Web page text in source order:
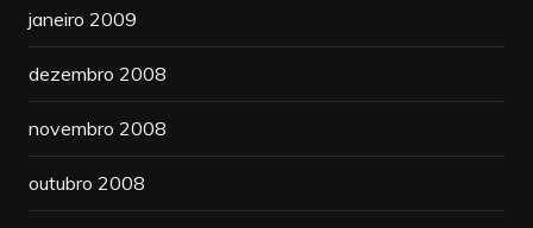
janeiro 2009
dezembro 2008
novembro 2008
outubro 2008